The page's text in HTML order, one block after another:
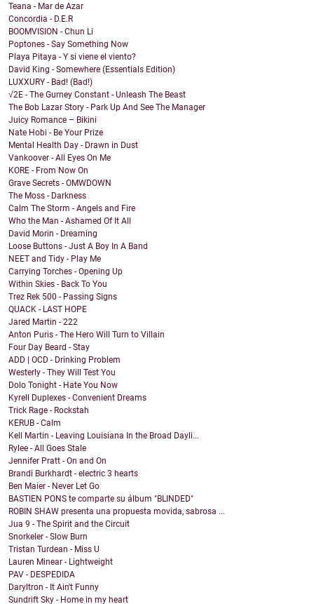
Teana - Mar de Azar
Concordia - D.E.R
BOOMVISION - Chun Li
Poptones - Say Something Now
Playa Pitaya - Y si viene el viento?
David King - Somewhere (Essentials Edition)
LUXXURY - Bad! (Bad!)
√2E - The Gurney Constant - Unleash The Beast
The Bob Lazar Story - Park Up And See The Manager
Juicy Romance – Bikini
Nate Hobi - Be Your Prize
Mental Health Day - Drawn in Dust
Vankoover - All Eyes On Me
KORE - From Now On
Grave Secrets - OMWDOWN
The Moss - Darkness
Calm The Storm - Angels and Fire
Who the Man - Ashamed Of It All
David Morin - Dreaming
Loose Buttons - Just A Boy In A Band
NEET and Tidy - Play Me
Carrying Torches - Opening Up
Within Skies - Back To You
Trez Rek 500 - Passing Signs
QUACK - LAST HOPE
Jared Martin - 222
Anton Puris - The Hero Will Turn to Villain
Four Day Beard - Stay
ADD | OCD - Drinking Problem
Westerly - They Will Test You
Dolo Tonight - Hate You Now
Kyrell Duplexes - Convenient Dreams
Trick Rage - Rockstah
KERUB - Calm
Kell Martin - Leaving Louisiana In the Broad Dayli...
Rylee - All Goes Stale
Jennifer Pratt - On and On
Brandi Burkhardt - electric 3 hearts
Ben Maier - Never Let Go
BASTIEN PONS te comparte su álbum "BLINDED"
ROBIN SHAW presenta una propuesta movida, sabrosa ...
Jua 9 - The Spirit and the Circuit
Snorkeler - Slow Burn
Tristan Turdean - Miss U
Lauren Minear - Lightweight
PAV - DESPEDIDA
Daryltron - It Ain't Funny
Sundrift Sky - Home in my heart